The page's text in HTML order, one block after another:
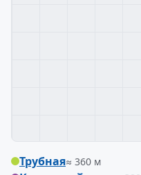
Трубная≈ 360 м